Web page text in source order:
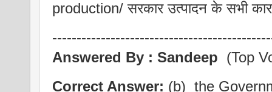
production/ सरकार उत्पादन के सभी
Answered By : Sandeep (Top
Correct Answer: (b) the